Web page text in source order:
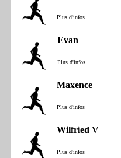
Plus d'infos
Evan
Plus d'infos
Maxence
Plus d'infos
Wilfried V
Plus d'infos